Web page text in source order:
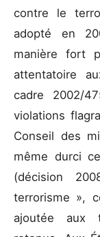
contre le
adopté en
manière fort
attentatoire
cadre 2002/
violations
Conseil des
même durci
(décision
terrorisme »,
ajoutée aux